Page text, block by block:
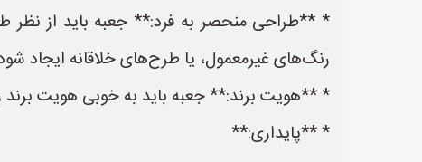
* **طراحی منحصر به فرد:** جعبه باید از نظر
رنگ‌های غیرمعمول، یا طرح‌های خلاقانه ایجاد
* **هویت برند:** جعبه باید به خوبی هویت برند
* **پایداری:**